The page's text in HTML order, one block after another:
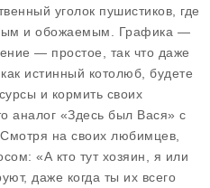
уголок пушистиков, где
и обожаемым. Графика —
— простое, так что даже
истинный котолюб, будете
и кормить своих
аналог «Здесь был Вася» с
на своих любимцев,
«А кто тут хозяин, я или
даже когда ты их всего